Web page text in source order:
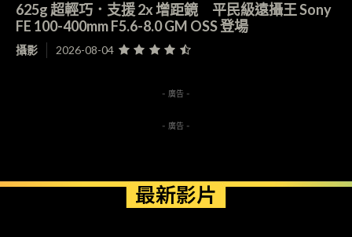
625g 超輕巧．支援 2x 增距鏡 平民級遠攝王 Sony
FE 100-400mm F5.6-8.0 GM OSS 登場
攝影 2026-08-04
- 廣告 -
- 廣告 -
最新影片